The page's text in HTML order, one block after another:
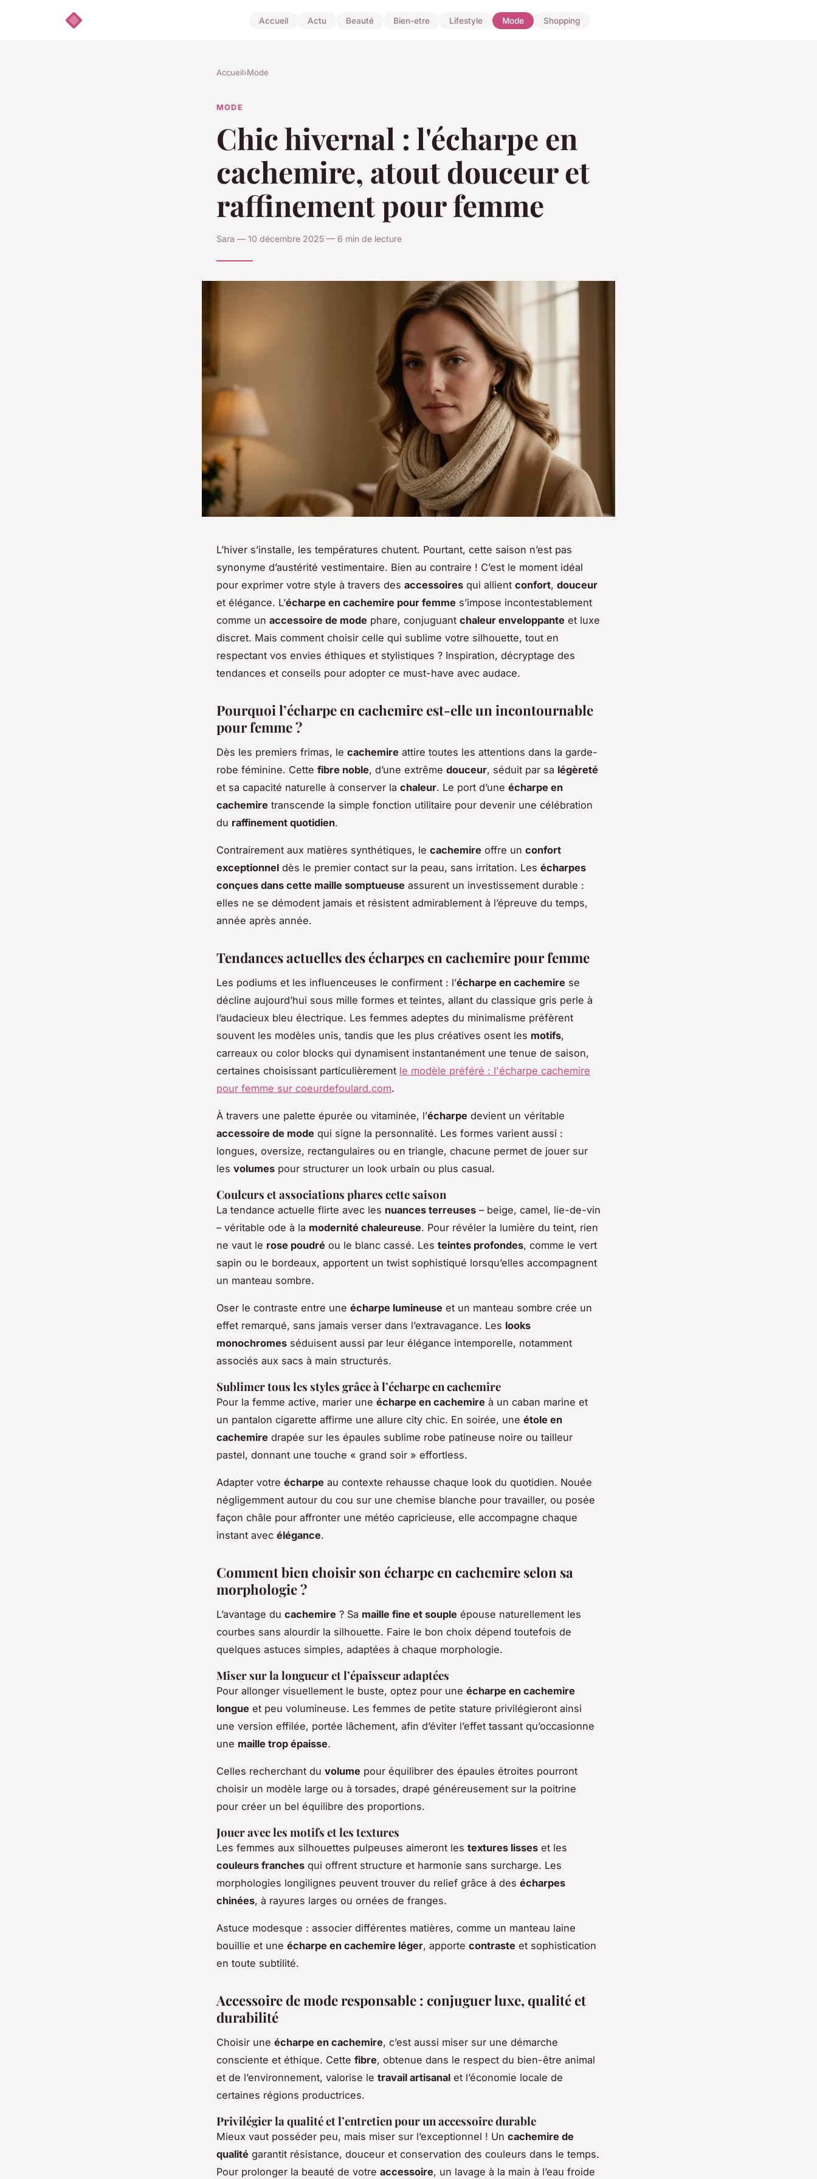
Accueil Actu Beauté Bien-etre Lifestyle Mode Shopping
Accueil›Mode
MODE
Chic hivernal : l'écharpe en
cachemire, atout douceur et
raffinement pour femme
Sara — 10 décembre 2025 — 6 min de lecture
L’hiver s’installe, les températures chutent. Pourtant, cette saison n’est pas
synonyme d’austérité vestimentaire. Bien au contraire ! C’est le moment idéal
pour exprimer votre style à travers des accessoires qui allient confort, douceur
et élégance. L’écharpe en cachemire pour femme s’impose incontestablement
comme un accessoire de mode phare, conjuguant chaleur enveloppante et luxe
discret. Mais comment choisir celle qui sublime votre silhouette, tout en
respectant vos envies éthiques et stylistiques ? Inspiration, décryptage des
tendances et conseils pour adopter ce must-have avec audace.
Pourquoi l’écharpe en cachemire est-elle un incontournable
pour femme ?
Dès les premiers frimas, le cachemire attire toutes les attentions dans la garde-
robe féminine. Cette fibre noble, d’une extrême douceur, séduit par sa légèreté
et sa capacité naturelle à conserver la chaleur. Le port d’une écharpe en
cachemire transcende la simple fonction utilitaire pour devenir une célébration
du raffinement quotidien.
Contrairement aux matières synthétiques, le cachemire offre un confort
exceptionnel dès le premier contact sur la peau, sans irritation. Les écharpes
conçues dans cette maille somptueuse assurent un investissement durable :
elles ne se démodent jamais et résistent admirablement à l’épreuve du temps,
année après année.
Tendances actuelles des écharpes en cachemire pour femme
Les podiums et les influenceuses le confirment : l’écharpe en cachemire se
décline aujourd’hui sous mille formes et teintes, allant du classique gris perle à
l’audacieux bleu électrique. Les femmes adeptes du minimalisme préfèrent
souvent les modèles unis, tandis que les plus créatives osent les motifs,
carreaux ou color blocks qui dynamisent instantanément une tenue de saison,
certaines choisissant particulièrement le modèle préféré : l'écharpe cachemire
pour femme sur coeurdefoulard.com.
À travers une palette épurée ou vitaminée, l’écharpe devient un véritable
accessoire de mode qui signe la personnalité. Les formes varient aussi :
longues, oversize, rectangulaires ou en triangle, chacune permet de jouer sur
les volumes pour structurer un look urbain ou plus casual.
Couleurs et associations phares cette saison
La tendance actuelle flirte avec les nuances terreuses – beige, camel, lie-de-vin
– véritable ode à la modernité chaleureuse. Pour révéler la lumière du teint, rien
ne vaut le rose poudré ou le blanc cassé. Les teintes profondes, comme le vert
sapin ou le bordeaux, apportent un twist sophistiqué lorsqu’elles accompagnent
un manteau sombre.
Oser le contraste entre une écharpe lumineuse et un manteau sombre crée un
effet remarqué, sans jamais verser dans l’extravagance. Les looks
monochromes séduisent aussi par leur élégance intemporelle, notamment
associés aux sacs à main structurés.
Sublimer tous les styles grâce à l’écharpe en cachemire
Pour la femme active, marier une écharpe en cachemire à un caban marine et
un pantalon cigarette affirme une allure city chic. En soirée, une étole en
cachemire drapée sur les épaules sublime robe patineuse noire ou tailleur
pastel, donnant une touche « grand soir » effortless.
Adapter votre écharpe au contexte rehausse chaque look du quotidien. Nouée
négligemment autour du cou sur une chemise blanche pour travailler, ou posée
façon châle pour affronter une météo capricieuse, elle accompagne chaque
instant avec élégance.
Comment bien choisir son écharpe en cachemire selon sa
morphologie ?
L’avantage du cachemire ? Sa maille fine et souple épouse naturellement les
courbes sans alourdir la silhouette. Faire le bon choix dépend toutefois de
quelques astuces simples, adaptées à chaque morphologie.
Miser sur la longueur et l’épaisseur adaptées
Pour allonger visuellement le buste, optez pour une écharpe en cachemire
longue et peu volumineuse. Les femmes de petite stature privilégieront ainsi
une version effilée, portée lâchement, afin d’éviter l’effet tassant qu’occasionne
une maille trop épaisse.
Celles recherchant du volume pour équilibrer des épaules étroites pourront
choisir un modèle large ou à torsades, drapé généreusement sur la poitrine
pour créer un bel équilibre des proportions.
Jouer avec les motifs et les textures
Les femmes aux silhouettes pulpeuses aimeront les textures lisses et les
couleurs franches qui offrent structure et harmonie sans surcharge. Les
morphologies longilignes peuvent trouver du relief grâce à des écharpes
chinées, à rayures larges ou ornées de franges.
Astuce modesque : associer différentes matières, comme un manteau laine
bouillie et une écharpe en cachemire léger, apporte contraste et sophistication
en toute subtilité.
Accessoire de mode responsable : conjuguer luxe, qualité et
durabilité
Choisir une écharpe en cachemire, c’est aussi miser sur une démarche
consciente et éthique. Cette fibre, obtenue dans le respect du bien-être animal
et de l’environnement, valorise le travail artisanal et l’économie locale de
certaines régions productrices.
Privilégier la qualité et l’entretien pour un accessoire durable
Mieux vaut posséder peu, mais miser sur l’exceptionnel ! Un cachemire de
qualité garantit résistance, douceur et conservation des couleurs dans le temps.
Pour prolonger la beauté de votre accessoire, un lavage à la main à l’eau froide